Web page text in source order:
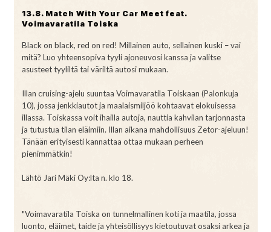
13.8. Match With Your Car Meet feat.
Voimavaratila Toiska
Black on black, red on red! Millainen auto, sellainen kuski – vai
mitä? Luo yhteensopiva tyyli ajoneuvosi kanssa ja valitse
asusteet tyyliltä tai väriltä autosi mukaan.
Illan cruising-ajelu suuntaa Voimavaratila Toiskaan (Palonkuja
10), jossa jenkkiautot ja maalaismiljöö kohtaavat elokuisessa
illassa. Toiskassa voit ihailla autoja, nauttia kahvilan tarjonnasta
ja tutustua tilan eläimiin. Illan aikana mahdollisuus Zetor-ajeluun!
Tänään erityisesti kannattaa ottaa mukaan perheen
pienimmätkin!
Lähtö Jari Mäki Oy:lta n. klo 18.
"Voimavaratila Toiska on tunnelmallinen koti ja maatila, jossa
luonto, eläimet, taide ja yhteisöllisyys kietoutuvat osaksi arkea ja